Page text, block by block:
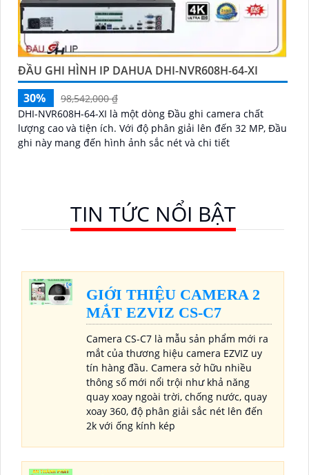
ĐẦU GHI HÌNH IP DAHUA DHI-NVR608H-64-XI
30%
98,542,000 ₫
DHI-NVR608H-64-XI là một dòng Đầu ghi camera chất
lượng cao và tiện ích. Với độ phân giải lên đến 32 MP, Đầu
ghi này mang đến hình ảnh sắc nét và chi tiết
TIN TỨC NỔI BẬT
GIỚI THIỆU CAMERA 2
MẮT EZVIZ CS-C7
Camera CS-C7 là mẫu sản phẩm mới ra
mắt của thương hiệu camera EZVIZ uy
tín hàng đầu. Camera sở hữu nhiều
thông số mới nổi trội như khả năng
quay xoay ngoài trời, chống nước, quay
xoay 360, độ phân giải sắc nét lên đến
2k với ống kính kép